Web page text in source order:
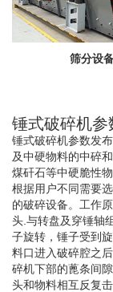
筛分设
锤式破碎机参
锤式破碎机参数发
及中硬物料的中碎
煤矸石等中硬脆性
根据用户不同需要
的破碎设备。工作
头.与转盘及穿锤轴
子旋转，锤子受到
料口进入破碎腔之
碎机下部的蓖条间
头和物料相互反复